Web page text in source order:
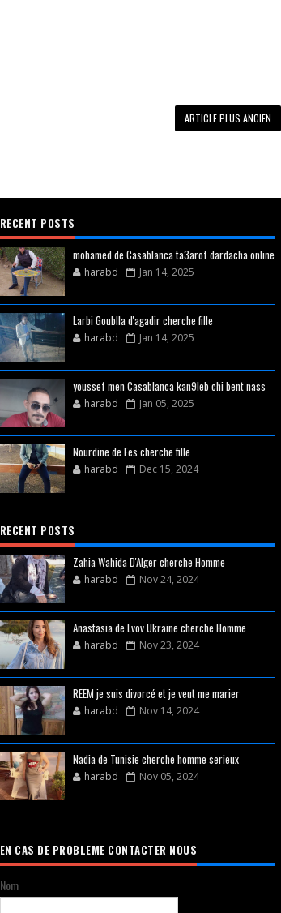
ARTICLE PLUS ANCIEN
RECENT POSTS
mohamed de Casablanca ta3arof dardacha online
harabd Jan 14, 2025
Larbi Goublla d'agadir cherche fille
harabd Jan 14, 2025
youssef men Casablanca kan9leb chi bent nass
harabd Jan 05, 2025
Nourdine de Fes cherche fille
harabd Dec 15, 2024
RECENT POSTS
Zahia Wahida D'Alger cherche Homme
harabd Nov 24, 2024
Anastasia de Lvov Ukraine cherche Homme
harabd Nov 23, 2024
REEM je suis divorcé et je veut me marier
harabd Nov 14, 2024
Nadia de Tunisie cherche homme serieux
harabd Nov 05, 2024
EN CAS DE PROBLEME CONTACTER NOUS
Nom